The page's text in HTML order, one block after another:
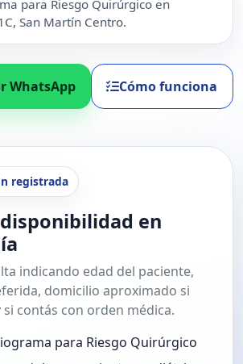
para Riesgo Quirúrgico en
San Martín Centro.
WhatsApp Cómo funciona
registrada
en
indicando edad del paciente,
domicilio aproximado si
contás con orden médica.
para Riesgo Quirúrgico